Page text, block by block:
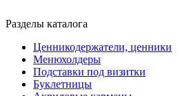
Разделы каталога
Ценникодержатели, ценники
Менюхолдеры
Подставки под визитки
Буклетницы